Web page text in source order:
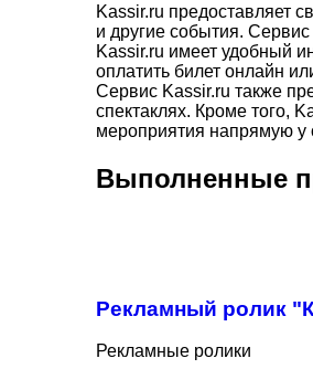
Kassir.ru предоставляет
и другие события.
Kassir.ru имеет удобный
оплатить билет онлайн
Сервис Kassir.ru также
спектаклях. Кроме того,
мероприятия напрямую у
Выполненные
Рекламный ролик
Рекламные ролики